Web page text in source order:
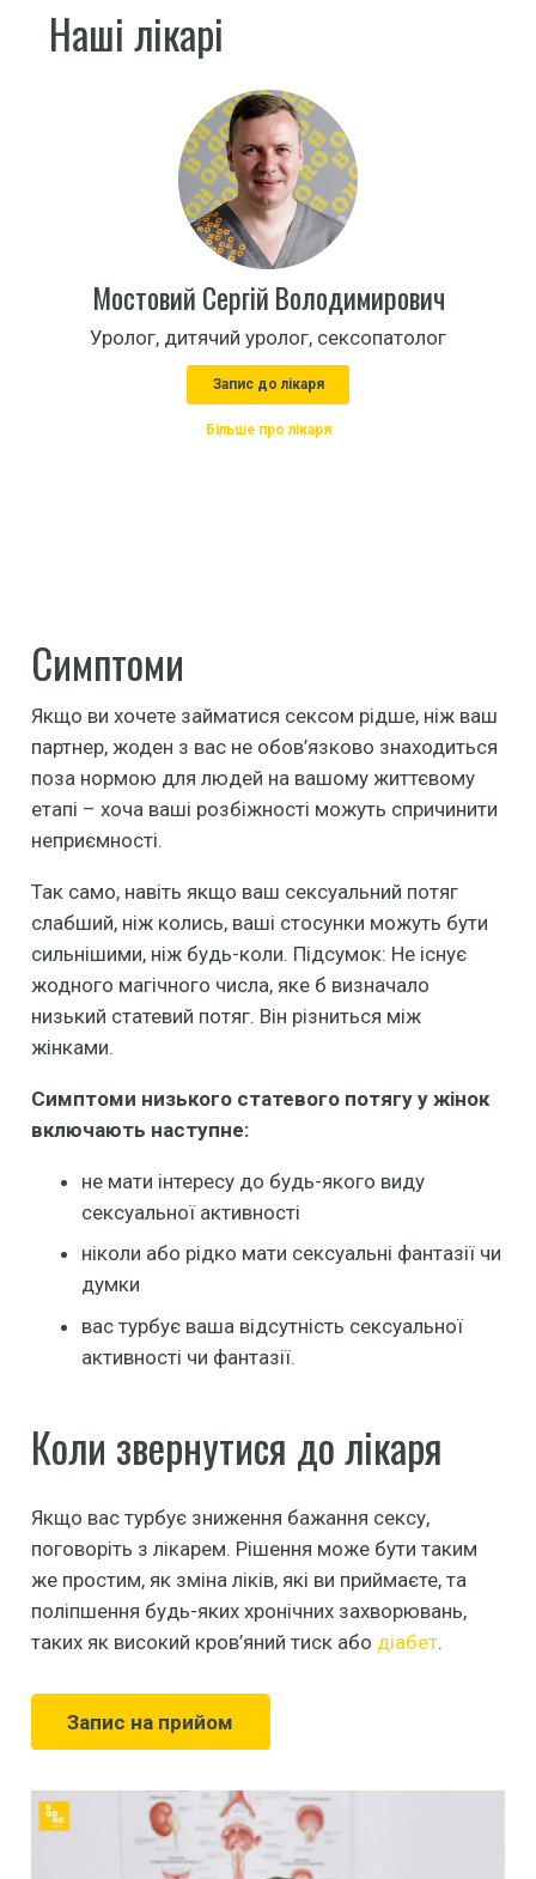
Наші лікарі
Мостовий Сергій Володимирович
Уролог, дитячий уролог, сексопатолог
Запис до лікаря
Більше про лікаря
Симптоми
Якщо ви хочете займатися сексом рідше, ніж ваш
партнер, жоден з вас не обов’язково знаходиться
поза нормою для людей на вашому життєвому
етапі – хоча ваші розбіжності можуть спричинити
неприємності.
Так само, навіть якщо ваш сексуальний потяг
слабший, ніж колись, ваші стосунки можуть бути
сильнішими, ніж будь-коли. Підсумок: Не існує
жодного магічного числа, яке б визначало
низький статевий потяг. Він різниться між
жінками.
Симптоми низького статевого потягу у жінок
включають наступне:
не мати інтересу до будь-якого виду
сексуальної активності
ніколи або рідко мати сексуальні фантазії чи
думки
вас турбує ваша відсутність сексуальної
активності чи фантазії.
Коли звернутися до лікаря
Якщо вас турбує зниження бажання сексу,
поговоріть з лікарем. Рішення може бути таким
же простим, як зміна ліків, які ви приймаєте, та
поліпшення будь-яких хронічних захворювань,
таких як високий кров’яний тиск або діабет.
Запис на прийом